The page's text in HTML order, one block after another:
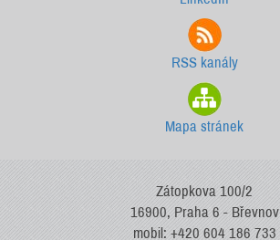
RSS kanály
Mapa stránek
Zátopkova 100/2
16900, Praha 6 - Břevnov
mobil: +420 604 186 733